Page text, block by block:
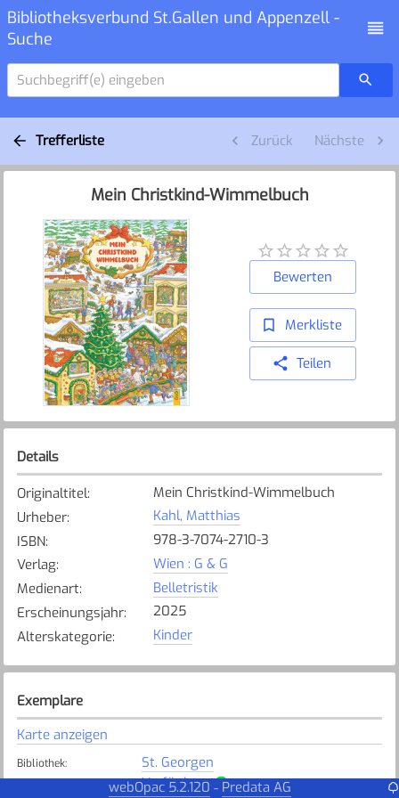
Bibliotheksverbund St.Gallen und Appenzell -
Suche
Suchbegriff(e) eingeben
Trefferliste Zurück Nächste
Mein Christkind-Wimmelbuch
Bewerten
Merkliste
Teilen
Details
Originaltitel:
Mein Christkind-Wimmelbuch
Urheber:
Kahl, Matthias
ISBN:
978-3-7074-2710-3
Verlag:
Wien : G & G
Medienart:
Belletristik
Erscheinungsjahr:
2025
Alterskategorie: Kinder
Exemplare
Karte anzeigen
Bibliothek: St. Georgen
Verfügbar
webOpac 5.2.120 - Predata AG